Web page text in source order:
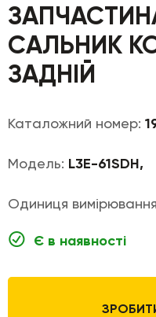
САЛЬНИК
ЗАДНІЙ
Каталожний номер:
Модель: L3E-61SDH,
Одиниця
Є в наявності